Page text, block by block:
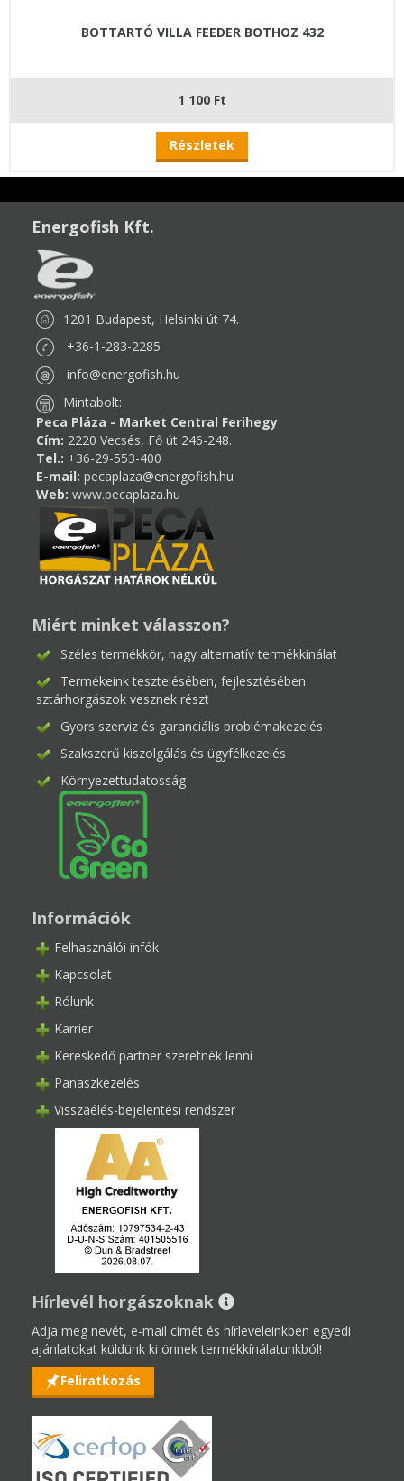
BOTTARTÓ VILLA FEEDER BOTHOZ 432
1 100 Ft
Részletek
Energofish Kft.
1201 Budapest, Helsinki út 74.
+36-1-283-2285
info@energofish.hu
Mintabolt:
Peca Pláza - Market Central Ferihegy
Cím: 2220 Vecsés, Fő út 246-248.
Tel.: +36-29-553-400
E-mail: pecaplaza@energofish.hu
Web: www.pecaplaza.hu
Miért minket válasszon?
Széles termékkör, nagy alternatív termékkínálat
Termékeink tesztelésében, fejlesztésében
sztárhorgászok vesznek részt
Gyors szerviz és garanciális problémakezelés
Szakszerű kiszolgálás és ügyfélkezelés
Környezettudatosság
Információk
Felhasználói infók
Kapcsolat
Rólunk
Karrier
Kereskedő partner szeretnék lenni
Panaszkezelés
Visszaélés-bejelentési rendszer
Hírlevél horgászoknak
Adja meg nevét, e-mail címét és hírleveleinkben egyedi
ajánlatokat küldünk ki önnek termékkínálatunkból!
Feliratkozás